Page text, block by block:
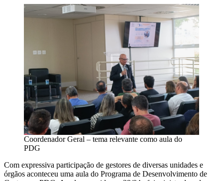
Coordenador Geral – tema relevante como aula do
PDG
Com expressiva participação de gestores de diversas unidades e
órgãos aconteceu uma aula do Programa de Desenvolvimento de